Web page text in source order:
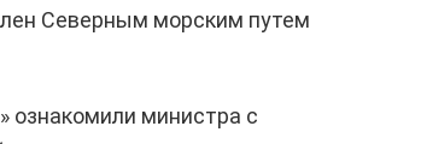
Северным морским путем
ознакомили министра с